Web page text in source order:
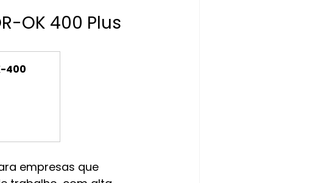
OK 400 Plus
400
empresas que